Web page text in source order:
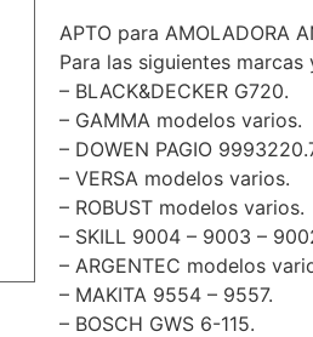
APTO para AMOLADORA
Para las siguientes marcas
– BLACK&DECKER G720.
– GAMMA modelos varios.
– DOWEN PAGIO
– VERSA modelos varios.
– ROBUST modelos varios.
– SKILL 9004 – 9003 –
– ARGENTEC modelos
– MAKITA 9554 – 9557.
– BOSCH GWS 6-115.